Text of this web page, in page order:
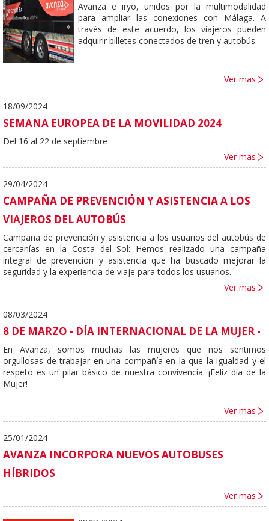
Avanza e iryo, unidos por la multimodalidad
para ampliar las conexiones con Málaga. A
través de este acuerdo, los viajeros pueden
adquirir billetes conectados de tren y autobús.
Ver mas
18/09/2024
SEMANA EUROPEA DE LA MOVILIDAD 2024
Del 16 al 22 de septiembre
Ver mas
29/04/2024
CAMPAÑA DE PREVENCIÓN Y ASISTENCIA A LOS
VIAJEROS DEL AUTOBÚS
Campaña de prevención y asistencia a los usuarios del autobús de
cercanías en la Costa del Sol: Hemos realizado una campaña
integral de prevención y asistencia que ha buscado mejorar la
seguridad y la experiencia de viaje para todos los usuarios.
Ver mas
08/03/2024
8 DE MARZO - DÍA INTERNACIONAL DE LA MUJER -
En Avanza, somos muchas las mujeres que nos sentimos
orgullosas de trabajar en una compañía en la que la igualdad y el
respeto es un pilar básico de nuestra convivencia. ¡Feliz día de la
Mujer!
Ver mas
25/01/2024
AVANZA INCORPORA NUEVOS AUTOBUSES
HÍBRIDOS
Ver mas